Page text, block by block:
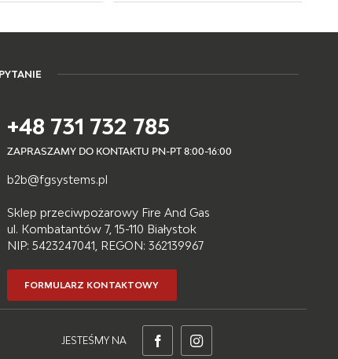
+48 731 732 785
ZAPRASZAMY DO KONTAKTU PN-PT 8:00-16:00
b2b@fgsystems.pl
Sklep przeciwpożarowy Fire And Gas
ul. Kombatantów 7, 15-110 Białystok
NIP: 5423247041, REGON: 362139967
FORMULARZ KONTAKTOWY
JESTEŚMY NA